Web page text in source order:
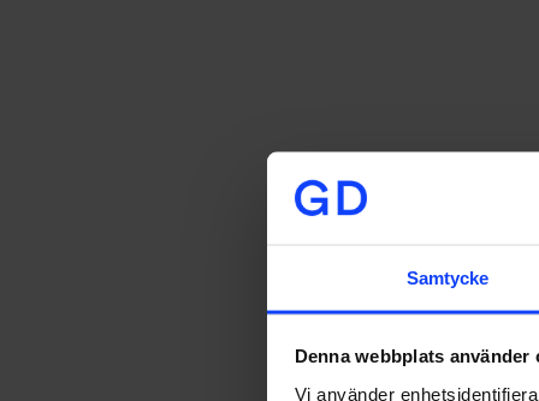
Samtycke
Denna webbplats använder
Vi använder